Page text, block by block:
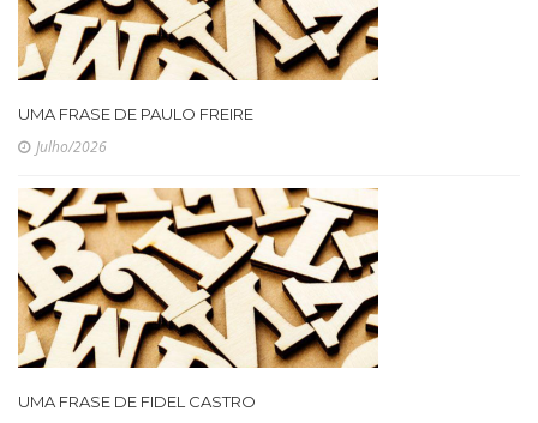
UMA FRASE DE PAULO FREIRE
Julho/2026
UMA FRASE DE FIDEL CASTRO